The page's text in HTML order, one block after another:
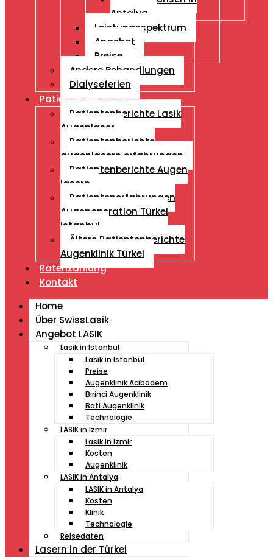
Antalya
Leistungsspektrum
Angebot
Preise
Andere Behandlungen
Dialyseferien
Patientenberichte
Patientenberichte Lasik
Augenlaser
Patientenberichte
augenlasern erfahrungen
Patientenberichte Augen
lasern
Patientenerfahrungen
Augenoperation Türkei
Istanbul
Ältere Patientenberichte
Augenklinik Türkei
Ratenzahlung
Kontakt
Home
Über SwissLasik
Angebot LASIK
Lasik in Istanbul
Lasik in Istanbul
Preise
Augenklinik Acibadem
Birinci Augenklinik
Bati Augenklinik
Technologie
LASIK in Izmir
Lasik in Izmir
Kosten
Augenklinik
LASIK in Antalya
LASIK in Antalya
Kosten
Klinik
Technologie
Reisedaten
Lasern in der Türkei